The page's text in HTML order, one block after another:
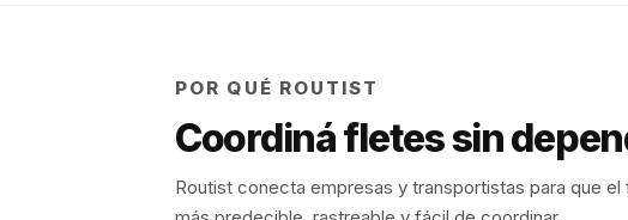
POR QUÉ ROUTIST
Coordiná fletes sin
Routist conecta empresas y transportistas para que el